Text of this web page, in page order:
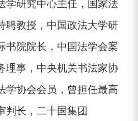
学研究中心主任，国家法
聘教授，中国政法大学研
书院院长，中国法学会案
理事，中央机关书法家协
学协会会员，曾担任最高
判长，二十国集团